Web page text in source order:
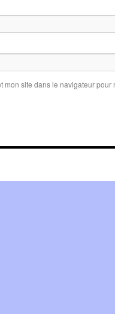
mon site dans le navigateur